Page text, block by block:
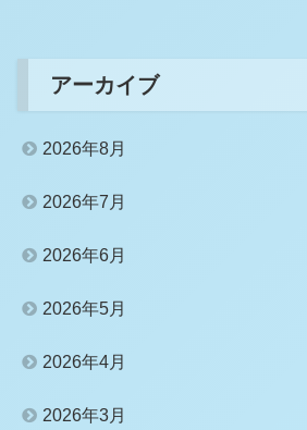
アーカイブ
2026年8月
2026年7月
2026年6月
2026年5月
2026年4月
2026年3月